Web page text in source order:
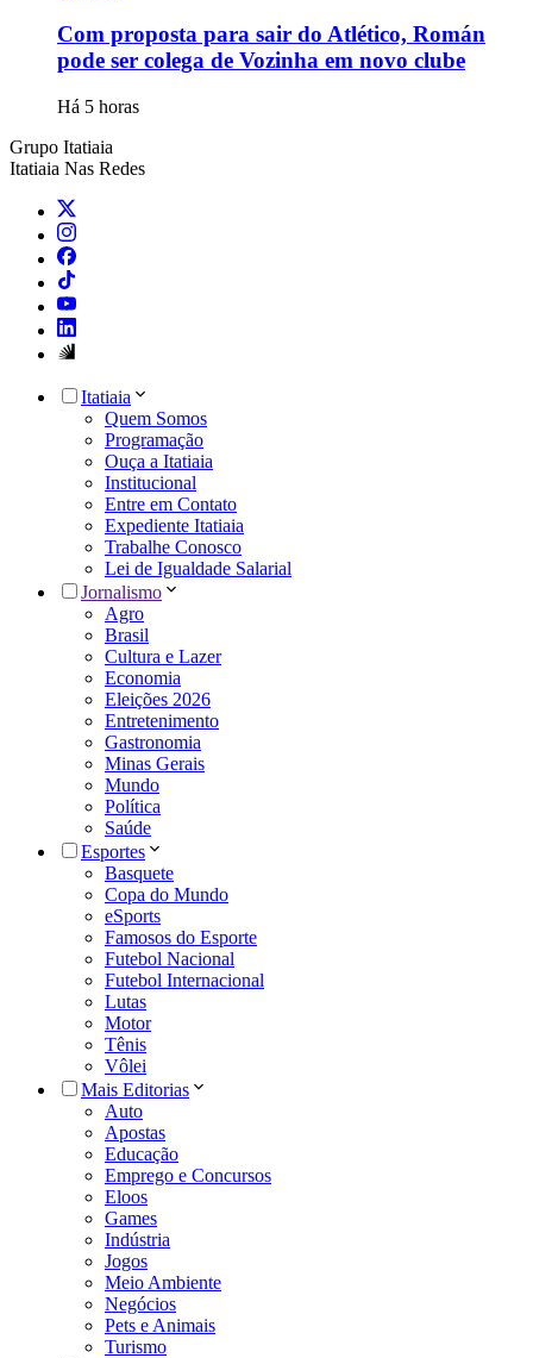
Com proposta para sair do Atlético, Román
pode ser colega de Vozinha em novo clube
Há 5 horas
Grupo Itatiaia
Itatiaia Nas Redes
Itatiaia
Quem Somos
Programação
Ouça a Itatiaia
Institucional
Entre em Contato
Expediente Itatiaia
Trabalhe Conosco
Lei de Igualdade Salarial
Jornalismo
Agro
Brasil
Cultura e Lazer
Economia
Eleições 2026
Entretenimento
Gastronomia
Minas Gerais
Mundo
Política
Saúde
Esportes
Basquete
Copa do Mundo
eSports
Famosos do Esporte
Futebol Nacional
Futebol Internacional
Lutas
Motor
Tênis
Vôlei
Mais Editorias
Auto
Apostas
Educação
Emprego e Concursos
Eloos
Games
Indústria
Jogos
Meio Ambiente
Negócios
Pets e Animais
Turismo